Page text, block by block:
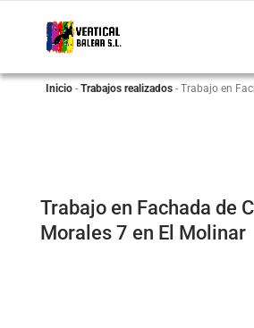
Inicio -Trabajos realizados -Trabajo en
Trabajo en Fachada de
Morales 7 en El Molinar